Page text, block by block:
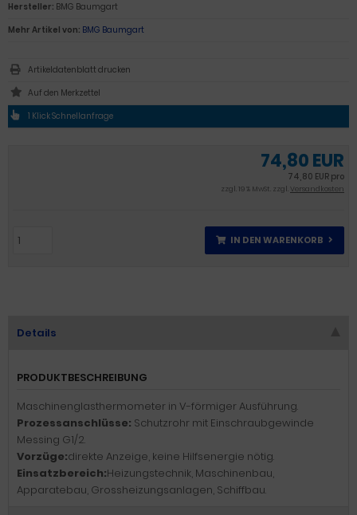
74,80 EUR
74,80 EUR pro
zzgl. 19 % MwSt. zzgl.Versandkosten
IN DEN WARENKORB
Hersteller: BMG Baumgart
Mehr Artikel von: BMG Baumgart
Artikeldatenblatt drucken
1 Klick Schnellanfrage
Details
PRODUKTBESCHREIBUNG
Maschinenglasthermometer in V-förmiger Ausführung.
Prozessanschlüsse: Schutzrohr mit Einschraubgewinde
Messing G1/2.
Vorzüge:direkte Anzeige, keine Hilfsenergie nötig.
Einsatzbereich:Heizungstechnik, Maschinenbau,
Apparatebau, Grossheizungsanlagen, Schiffbau.